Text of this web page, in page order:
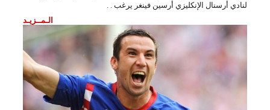
لنادي أرسنال الإنكليزي أرسين فينغر يرغب . .
الـمــزيـد